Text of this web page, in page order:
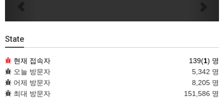
State
현재 접속자 139(1) 명
오늘 방문자
5,342 명
어제 방문자
8,205 명
최대 방문자
151,586 명